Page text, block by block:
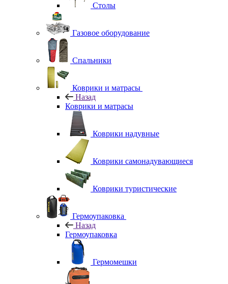
Столы
Газовое оборудование
Спальники
Коврики и матрасы
Назад
Коврики и матрасы
Коврики надувные
Коврики самонадувающиеся
Коврики туристические
Гермоупаковка
Назад
Гермоупаковка
Гермомешки